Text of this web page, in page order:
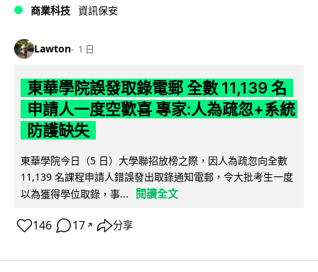
商業科技 資訊保安
Lawton 1 日
東華學院誤發取錄電郵 全數 11,139 名
申請人一度空歡喜 專家:人為疏忽+系統
防護缺失
東華學院今日（5 日）大學聯招放榜之際，因人為疏忽向全數
11,139 名課程申請人錯誤發出取錄通知電郵，令大批考生一度
以為獲得學位取錄，事...
閱讀全文
146 17 ↗ 分享